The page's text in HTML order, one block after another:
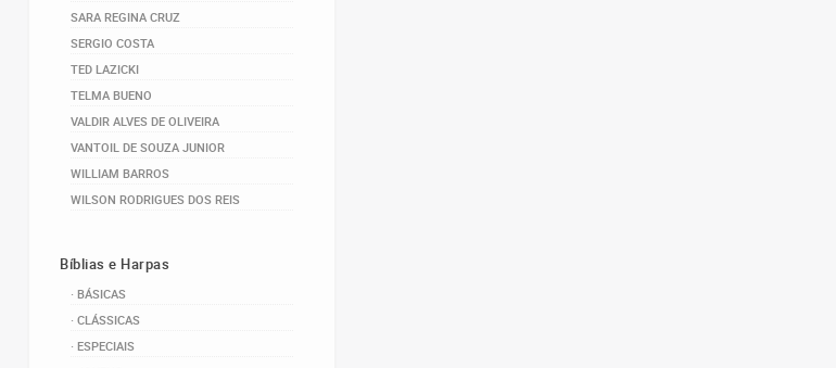
SARA REGINA CRUZ
SERGIO COSTA
TED LAZICKI
TELMA BUENO
VALDIR ALVES DE OLIVEIRA
VANTOIL DE SOUZA JUNIOR
WILLIAM BARROS
WILSON RODRIGUES DOS REIS
Bíblias e Harpas
· BÁSICAS
· CLÁSSICAS
· ESPECIAIS